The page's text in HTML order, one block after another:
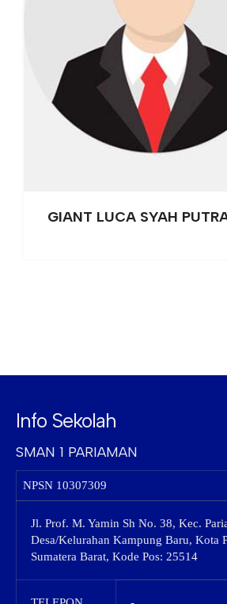
GIANT LUCA SYAH
Info Sekolah
SMAN 1 PARIAMAN
NPSN 10307309
Jl. Prof. M. Yamin Sh No. 38, Kec.
Desa/Kelurahan Kampung Baru, Kota
Sumatera Barat, Kode Pos: 25514